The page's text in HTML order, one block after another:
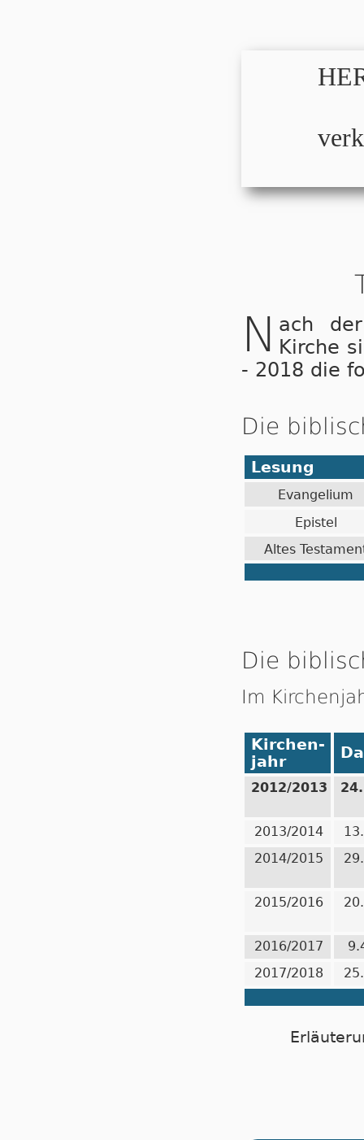
N ach
Kirche
- 2018 die
Die
Lesung
Evangelium
Epistel
Altes
Die
Im
Kirchen-
jahr
2012/2013
2013/2014
2014/2015
2015/2016
2016/2017
2017/2018